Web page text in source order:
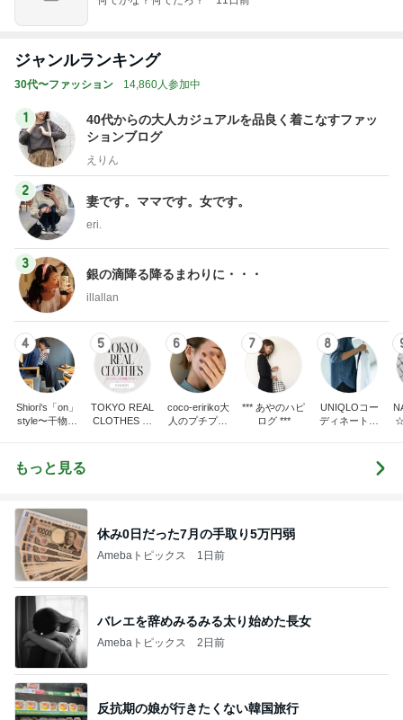
ジャンルランキング
30代〜ファッション 14,860人参加中
1
40代からの大人カジュアルを品良く着こなすファッ
ションブログ
えりん
2
妻です。ママです。女です。
eri.
3
銀の滴降る降るまわりに・・・
illallan
4
Shiori's「on」
style〜干物女
5
TOKYO REAL
CLOTHES 大
6
coco-eririko大
人のプチプラ
7
*** あやのハピ
ログ ***
8
UNIQLOコー
ディネート日
もっと見る
休み0日だった7月の手取り5万円弱
Amebaトピックス 1日前
バレエを辞めみるみる太り始めた長女
Amebaトピックス 2日前
反抗期の娘が行きたくない韓国旅行